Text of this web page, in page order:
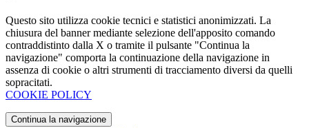
Questo sito utilizza cookie tecnici e statistici anonimizzati. La
chiusura del banner mediante selezione dell'apposito comando
contraddistinto dalla X o tramite il pulsante "Continua la
navigazione" comporta la continuazione della navigazione in
assenza di cookie o altri strumenti di tracciamento diversi da quelli
sopracitati.
COOKIE POLICY
Continua la navigazione